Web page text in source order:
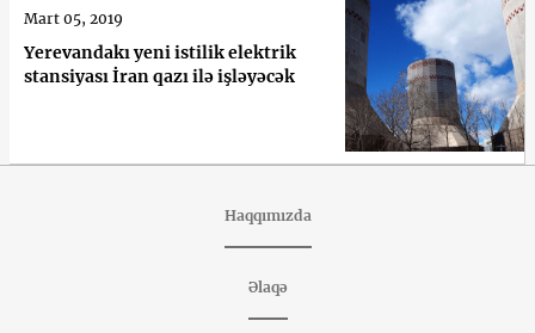
Yerevandakı yeni istilik elektrik
stansiyası İran qazı ilə işləyəcək
Mart 05, 2019
Haqqımızda
Əlaqə